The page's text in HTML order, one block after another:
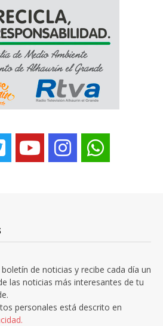
de noticias y recibe cada día un
las noticias más interesantes de tu
personales está descrito en